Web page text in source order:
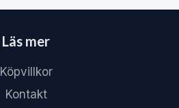
Läs mer
Köpvillkor
Kontakt